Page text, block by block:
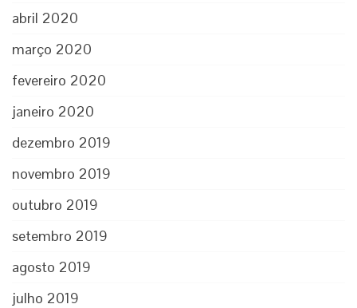
abril 2020
março 2020
fevereiro 2020
janeiro 2020
dezembro 2019
novembro 2019
outubro 2019
setembro 2019
agosto 2019
julho 2019